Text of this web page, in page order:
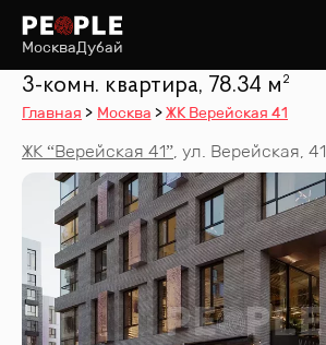
МоскваДубай
3-комн. квартира, 78.34 м²
Главная Москва ЖК Верейская 41
ЖК “Верейская 41”, ул. Верейская, 41